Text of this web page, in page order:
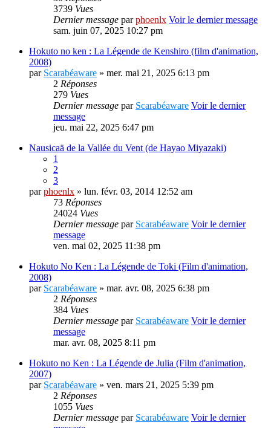
3739 Vues
Dernier message parphoenlx Voir le dernier message
sam. juin 07, 2025 10:27 pm
Hokuto no ken : La Légende de Kenshiro (film d'animation,
2008)
par Scarabéaware » mer. mai 21, 2025 6:13 pm
2 Réponses
279 Vues
Dernier message par Scarabéaware Voir le dernier
message
jeu. mai 22, 2025 6:47 pm
Nausicaä de la Vallée du Vent (de Hayao Miyazaki)
1
2
3
parphoenlx » lun. févr. 03, 2014 12:52 am
73 Réponses
24024 Vues
Dernier message par Scarabéaware Voir le dernier
message
ven. mai 02, 2025 11:38 pm
Hokuto No Ken : La Légende de Toki (Film d'animation,
2008)
par Scarabéaware » mar. avr. 08, 2025 6:38 pm
2 Réponses
384 Vues
Dernier message par Scarabéaware Voir le dernier
message
mar. avr. 08, 2025 8:11 pm
Hokuto no Ken : La Légende de Julia (Film d'animation,
2007)
par Scarabéaware » ven. mars 21, 2025 5:39 pm
2 Réponses
1055 Vues
Dernier message par Scarabéaware Voir le dernier